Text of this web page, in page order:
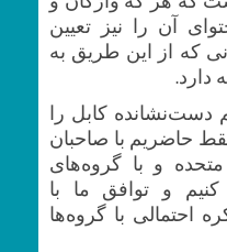
آن را نیز تعیین
که از این طریق به
دارد.
دست‌نشانده کابل را
حاضریم با صاحبان
و با گروه‌های
و توافق ما با
احتمالی با گروه‌ها